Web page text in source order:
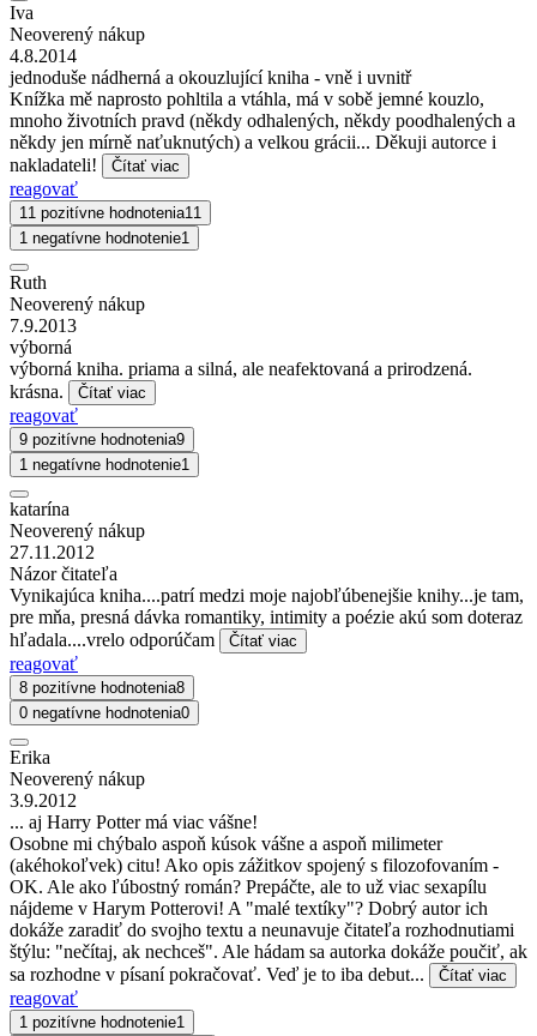
Iva
Neoverený nákup
4.8.2014
jednoduše nádherná a okouzlující kniha - vně i uvnitř
Knížka mě naprosto pohltila a vtáhla, má v sobě jemné kouzlo,
mnoho životních pravd (někdy odhalených, někdy poodhalených a
někdy jen mírně naťuknutých) a velkou grácii... Děkuji autorce i
nakladateli!
Čítať viac
reagovať
11 pozitívne hodnotenia11
1 negatívne hodnotenie1
Ruth
Neoverený nákup
7.9.2013
výborná
výborná kniha. priama a silná, ale neafektovaná a prirodzená.
krásna.
Čítať viac
reagovať
9 pozitívne hodnotenia9
1 negatívne hodnotenie1
katarína
Neoverený nákup
27.11.2012
Názor čitateľa
Vynikajúca kniha....patrí medzi moje najobľúbenejšie knihy...je tam,
pre mňa, presná dávka romantiky, intimity a poézie akú som doteraz
hľadala....vrelo odporúčam
Čítať viac
reagovať
8 pozitívne hodnotenia8
0 negatívne hodnotenia0
Erika
Neoverený nákup
3.9.2012
... aj Harry Potter má viac vášne!
Osobne mi chýbalo aspoň kúsok vášne a aspoň milimeter
(akéhokoľvek) citu! Ako opis zážitkov spojený s filozofovaním -
OK. Ale ako ľúbostný román? Prepáčte, ale to už viac sexapílu
nájdeme v Harym Potterovi! A "malé textíky"? Dobrý autor ich
dokáže zaradiť do svojho textu a neunavuje čitateľa rozhodnutiami
štýlu: "nečítaj, ak nechceš". Ale hádam sa autorka dokáže poučiť, ak
sa rozhodne v písaní pokračovať. Veď je to iba debut...
Čítať viac
reagovať
1 pozitívne hodnotenie1